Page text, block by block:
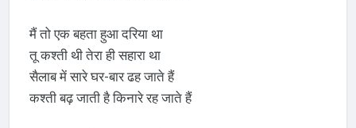
मैं तो एक बहता हुआ दरिया था
तू कश्ती थी तेरा ही सहारा था
सैलाब में सारे घर-बार ढह जाते हैं
कश्ती बढ़ जाती है किनारे रह जाते हैं